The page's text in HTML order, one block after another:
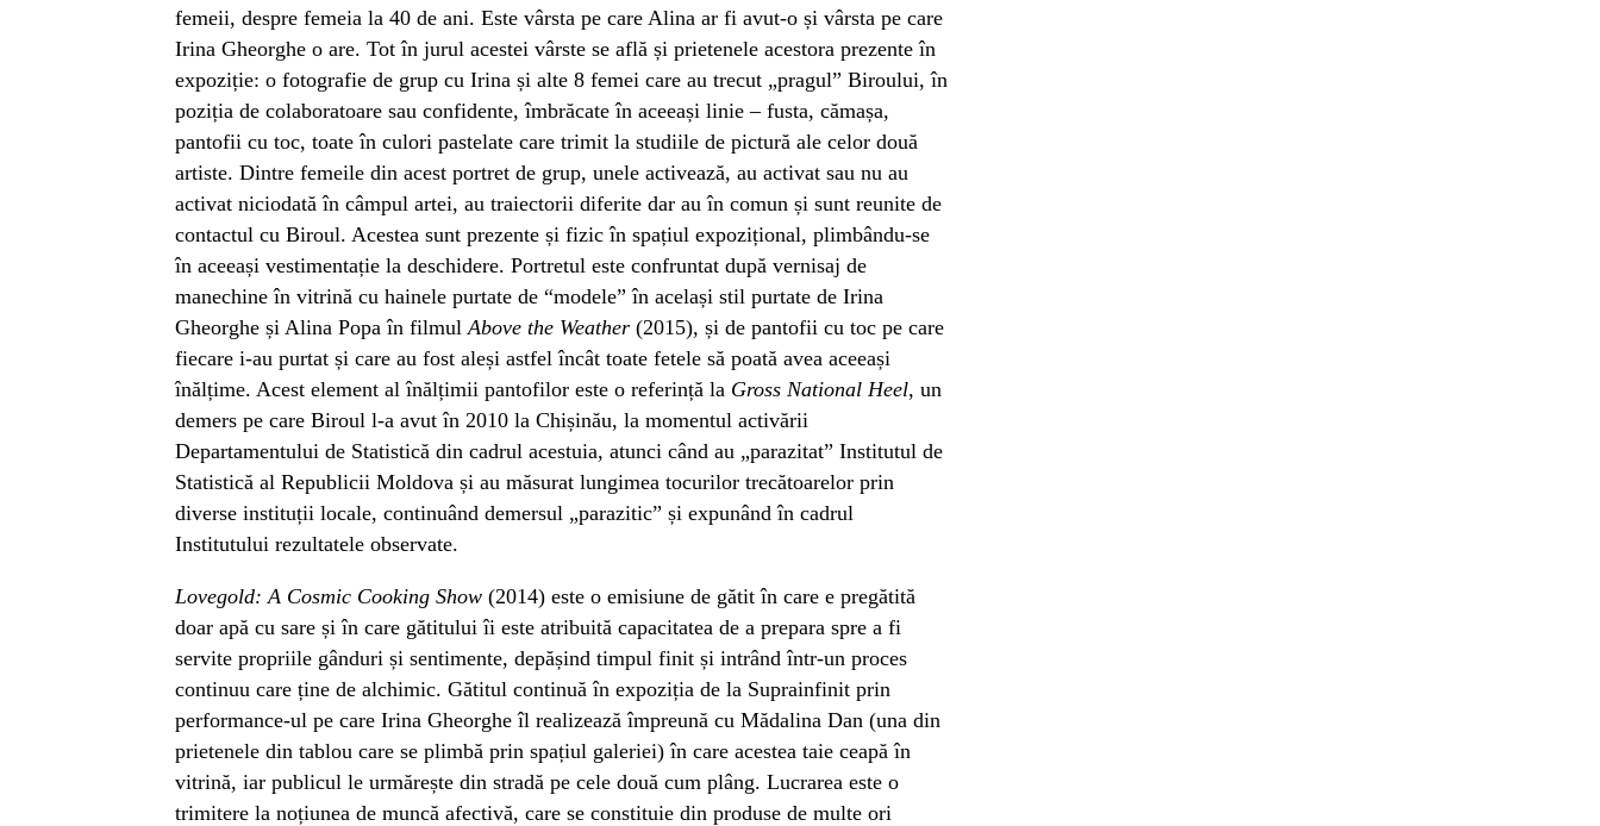
femeii, despre femeia la 40 de ani. Este vârsta pe care Alina ar fi avut-o și vârsta pe care
Irina Gheorghe o are. Tot în jurul acestei vârste se află și prietenele acestora prezente în
expoziție: o fotografie de grup cu Irina și alte 8 femei care au trecut „pragul” Biroului, în
poziția de colaboratoare sau confidente, îmbrăcate în aceeași linie – fusta, cămașa,
pantofii cu toc, toate în culori pastelate care trimit la studiile de pictură ale celor două
artiste. Dintre femeile din acest portret de grup, unele activează, au activat sau nu au
activat niciodată în câmpul artei, au traiectorii diferite dar au în comun și sunt reunite de
contactul cu Biroul. Acestea sunt prezente și fizic în spațiul expozițional, plimbându-se
în aceeași vestimentație la deschidere. Portretul este confruntat după vernisaj de
manechine în vitrină cu hainele purtate de “modele” în același stil purtate de Irina
Gheorghe și Alina Popa în filmul Above the Weather (2015), și de pantofii cu toc pe care
fiecare i-au purtat și care au fost aleși astfel încât toate fetele să poată avea aceeași
înălțime. Acest element al înălțimii pantofilor este o referință la Gross National Heel, un
demers pe care Biroul l-a avut în 2010 la Chișinău, la momentul activării
Departamentului de Statistică din cadrul acestuia, atunci când au „parazitat” Institutul de
Statistică al Republicii Moldova și au măsurat lungimea tocurilor trecătoarelor prin
diverse instituții locale, continuând demersul „parazitic” și expunând în cadrul
Institutului rezultatele observate.
Lovegold: A Cosmic Cooking Show (2014) este o emisiune de gătit în care e pregătită
doar apă cu sare și în care gătitului îi este atribuită capacitatea de a prepara spre a fi
servite propriile gânduri și sentimente, depășind timpul finit și intrând într-un proces
continuu care ține de alchimic. Gătitul continuă în expoziția de la Suprainfinit prin
performance-ul pe care Irina Gheorghe îl realizează împreună cu Mădalina Dan (una din
prietenele din tablou care se plimbă prin spațiul galeriei) în care acestea taie ceapă în
vitrină, iar publicul le urmărește din stradă pe cele două cum plâng. Lucrarea este o
trimitere la noțiunea de muncă afectivă, care se constituie din produse de multe ori